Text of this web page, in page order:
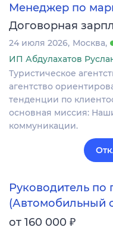
Менеджер по
Договорная
24 июля 2026 Москва
ИП Абдулахатов
Туристическое
агентство
тенденции по
основная миссия:
коммуникации.
Руководитель по
(Автомобильный
от 160 000 ₽